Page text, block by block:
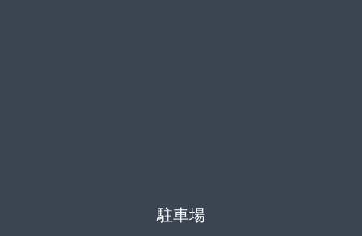
駐車場